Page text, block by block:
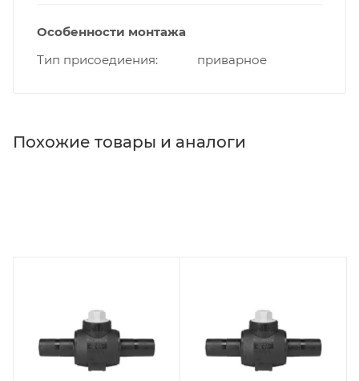
Особенности монтажа
Тип присоедиения
приварное
Похожие товары и аналоги